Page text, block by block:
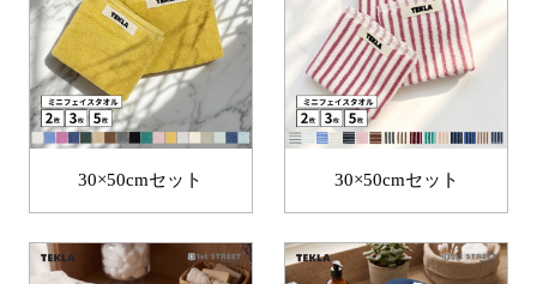
30×50cmセット 30×50cmセット